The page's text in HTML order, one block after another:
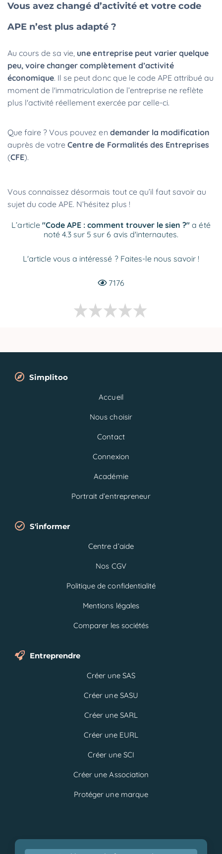
Vous avez changé d’activité et votre code
APE n’est plus adapté ?
Au cours de sa vie, une entreprise peut varier quelque
peu, voire changer complètement d’activité
économique. Il se peut donc que le code APE attribué au
moment de l'immatriculation de l’entreprise ne reflète
plus l'activité réellement exercée par celle-ci.
Que faire ? Vous pouvez en demander la modification
auprès de votreCentre de Formalités des Entreprises
(CFE).
Vous connaissez désormais tout ce qu’il faut savoir au
sujet du code APE. N’hésitez plus !
L’article "Code APE : comment trouver le sien ?" a été
noté 4.3 sur 5 sur 6 avis d'internautes.
L'article vous a intéressé ? Faites-le nous savoir !
7176
Simplitoo
Accueil
Nous choisir
Contact
Connexion
Académie
Portrait d’entrepreneur
S'informer
Centre d’aide
Nos CGV
Politique de confidentialité
Mentions légales
Comparer les sociétés
Entreprendre
Créer une SAS
Créer une SASU
Créer une SARL
Créer une EURL
Créer une SCI
Créer une Association
Protéger une marque